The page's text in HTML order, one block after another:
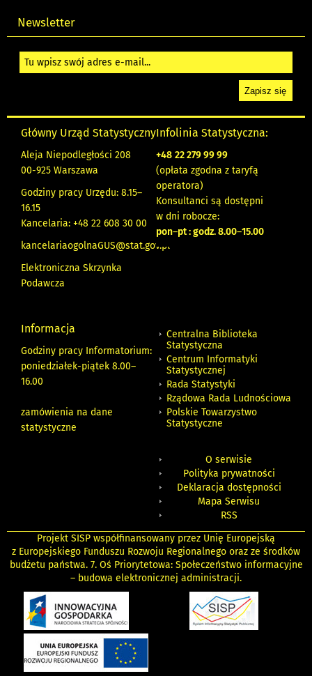
Newsletter
Główny Urząd Statystyczny
Aleja Niepodległości 208
00-925 Warszawa
Godziny pracy Urzędu: 8.15–
16.15
Kancelaria: +48 22 608 30 00
kancelariaogolnaGUS@stat.gov.pl
Elektroniczna Skrzynka
Podawcza
Infolinia Statystyczna:
+48 22 279 99 99
(opłata zgodna z taryfą
operatora)
Konsultanci są dostępni
w dni robocze:
pon–pt : godz. 8.00–15.00
Informacja
Godziny pracy Informatorium:
poniedziałek-piątek 8.00–
16.00
zamówienia na dane
statystyczne
Centralna Biblioteka
Statystyczna
Centrum Informatyki
Statystycznej
Rada Statystyki
Rządowa Rada Ludnościowa
Polskie Towarzystwo
Statystyczne
O serwisie
Polityka prywatności
Deklaracja dostępności
Mapa Serwisu
RSS
Projekt SISP współfinansowany przez Unię Europejską
z Europejskiego Funduszu Rozwoju Regionalnego oraz ze środków
budżetu państwa. 7. Oś Priorytetowa: Społeczeństwo informacyjne
– budowa elektronicznej administracji.